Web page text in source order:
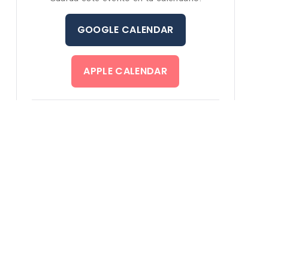
GOOGLE CALENDAR
APPLE CALENDAR